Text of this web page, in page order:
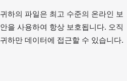
귀하의 파일은 최고 수준의 온라인 보
안을 사용하여 항상 보호됩니다. 오직
귀하만 데이터에 접근할 수 있습니다.